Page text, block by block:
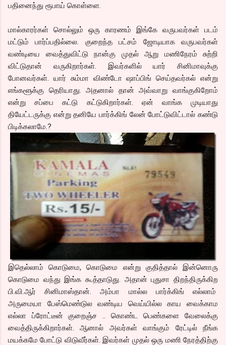
பதினைந்து ரூபாய் கொள்ளை.
மால்காரர்கள் சொல்லும் ஒரு காரணம் இங்கே வருபவர்கள் படம்
மட்டும் பார்ப்பதில்லை. குறைந்த பட்சம் ஜோடியாக வருபவர்கள்
வண்டியை வைத்துவிட்டு நான்கு முதல் ஆறு மணிநேரம் சுற்றி
விட்டுதான் வருகிறார்கள். இவர்களில் யார் சினிமாவுக்கு
போனவர்கள். யார் சும்மா விண்டோ ஷாப்பிங் செய்தவர்கல் என்று
எங்களூக்கு தெரியாது. அதனால் தான் அவ்வாறு வாங்குகிறோம்
என்று சப்பை கட்டு கட்டுகிறார்கள். ஏன் வாங்க முடியாது
தியேட்டருக்கு என்று தனியே பார்க்கிங் லேன் போட்டுவிட்டால் கண்டு
பிடிக்கலாமே.?
இதெல்லாம் கொடுமை, கொடுமை என்று குதித்தால் இன்னொரு
கொடுமை வந்து இங்க கூத்தாடுது. அதான் புதுசா திறந்திருக்கிற
பி.வி.ஆர் சினிமாஸ்தான். அம்பா மால்ல பார்க்கிங் எல்லாம்
அருமையா பேஸ்மெண்டுல வண்டிய வெய்யில்ல காய வைக்காம
எல்லா ப்ரோட்டீன் குறைஞ்ச .. கொண்ட பெண்களை வேலைக்கு
வைத்திருக்கிறார்கள். ஆனால் அவர்கள் வாங்கும் ரேட்டில் நீங்க
மயக்கமே போட்டு விடுவீர்கள். இவர்கள் முதல் ஒரு மணி நேரத்திற்கு